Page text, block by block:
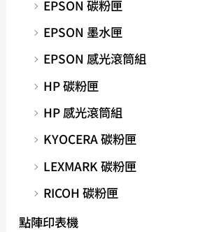
EPSON 碳粉匣
EPSON 墨水匣
EPSON 感光滾筒組
HP 碳粉匣
HP 感光滾筒組
KYOCERA 碳粉匣
LEXMARK 碳粉匣
RICOH 碳粉匣
點陣印表機